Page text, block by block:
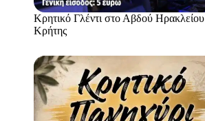
Κρητικό Γλέντι στο Αβδού Ηρακλείου
Κρήτης